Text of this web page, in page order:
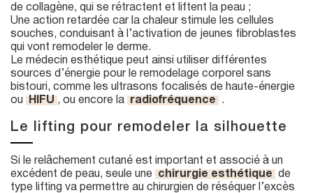
de collagène, qui se rétractent et liftent la peau ;
Une action retardée car la chaleur stimule les cellules
souches, conduisant à l’activation de jeunes fibroblastes
qui vont remodeler le derme.
Le médecin esthétique peut ainsi utiliser différentes
sources d’énergie pour le remodelage corporel sans
bistouri, comme les ultrasons focalisés de haute-énergie
ou
HIFU , ou encore la radiofréquence .
Le lifting pour remodeler la silhouette
Si le relâchement cutané est important et associé à un
excédent de peau, seule une
chirurgie esthétique
de
type lifting va permettre au chirurgien de réséquer l’excès